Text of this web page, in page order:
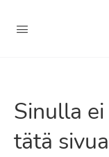
Sinulla
tätä